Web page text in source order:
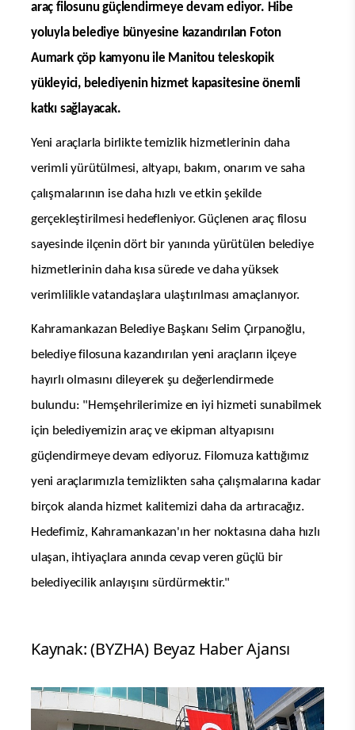
araç filosunu güçlendirmeye devam ediyor. Hibe
yoluyla belediye bünyesine kazandırılan Foton
Aumark çöp kamyonu ile Manitou teleskopik
yükleyici, belediyenin hizmet kapasitesine önemli
katkı sağlayacak.
Yeni araçlarla birlikte temizlik hizmetlerinin daha
verimli yürütülmesi, altyapı, bakım, onarım ve saha
çalışmalarının ise daha hızlı ve etkin şekilde
gerçekleştirilmesi hedefleniyor. Güçlenen araç filosu
sayesinde ilçenin dört bir yanında yürütülen belediye
hizmetlerinin daha kısa sürede ve daha yüksek
verimlilikle vatandaşlara ulaştırılması amaçlanıyor.
Kahramankazan Belediye Başkanı Selim Çırpanoğlu,
belediye filosuna kazandırılan yeni araçların ilçeye
hayırlı olmasını dileyerek şu değerlendirmede
bulundu: "Hemşehrilerimize en iyi hizmeti sunabilmek
için belediyemizin araç ve ekipman altyapısını
güçlendirmeye devam ediyoruz. Filomuza kattığımız
yeni araçlarımızla temizlikten saha çalışmalarına kadar
birçok alanda hizmet kalitemizi daha da artıracağız.
Hedefimiz, Kahramankazan'ın her noktasına daha hızlı
ulaşan, ihtiyaçlara anında cevap veren güçlü bir
belediyecilik anlayışını sürdürmektir."
Kaynak: (BYZHA) Beyaz Haber Ajansı